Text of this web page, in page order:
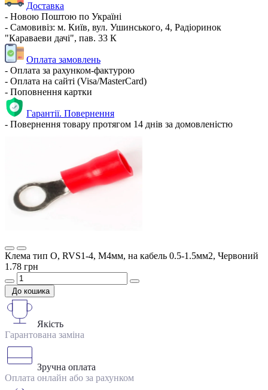
Доставка
- Новою Поштою по Україні
- Самовивіз: м. Київ, вул. Ушинського, 4, Радіоринок
"Караваеви дачі", пав. 33 К
Оплата замовлень
- Оплата за рахунком-фактурою
- Оплата на сайті (Visa/MasterCard)
- Поповнення картки
Гарантії. Повернення
- Повернення товару протягом 14 днів за домовленістю
Клема тип О, RVS1-4, М4мм, на кабель 0.5-1.5мм2, Червоний
1.78 грн
До кошика
Якість
Гарантована заміна
Зручна оплата
Оплата онлайн або за рахунком